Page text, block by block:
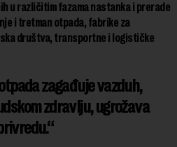
u različitim fazama nastanka i prerade
i tretman otpada, fabrike za
društva, transportne i logističke
zagađuje vazduh,
zdravlju, ugrožava